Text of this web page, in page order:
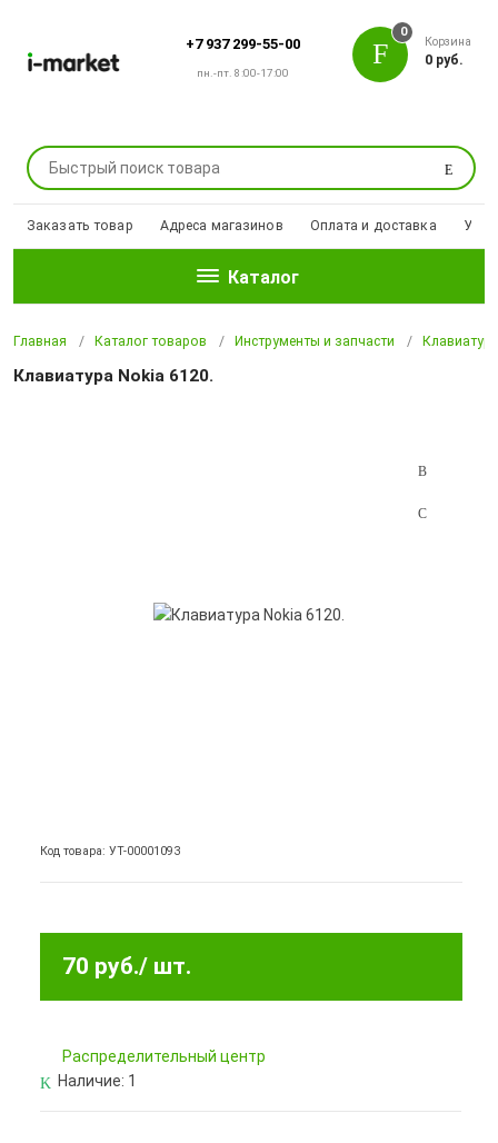
+7 937 299-55-00
пн.-пт. 8:00-17:00
Поиск
0
Корзина
0 руб.
Заказать товар Адреса магазинов Оплата и доставка
Каталог
Главная Каталог товаров Инструменты и запчасти
Клавиатура Nokia 6120.
Код товара: УТ-00001093
70 руб./ шт.
Pаспределительный центр
Наличие: 1